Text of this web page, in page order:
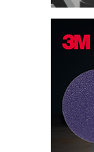
IB
–